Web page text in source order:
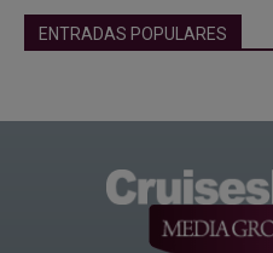
ENTRADAS POPULARES